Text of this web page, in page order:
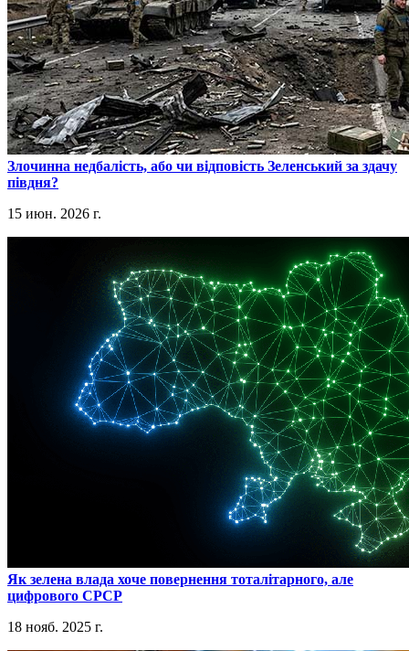
​Злочинна недбалість, або чи відповість Зеленський за здачу
півдня?
15 июн. 2026 г.
​Як зелена влада хоче повернення тоталітарного, але
цифрового СРСР
18 нояб. 2025 г.